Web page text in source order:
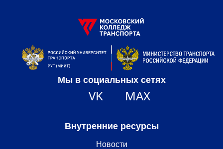
Мы в социальных сетях
VK MAX
Внутренние ресурсы
Новости